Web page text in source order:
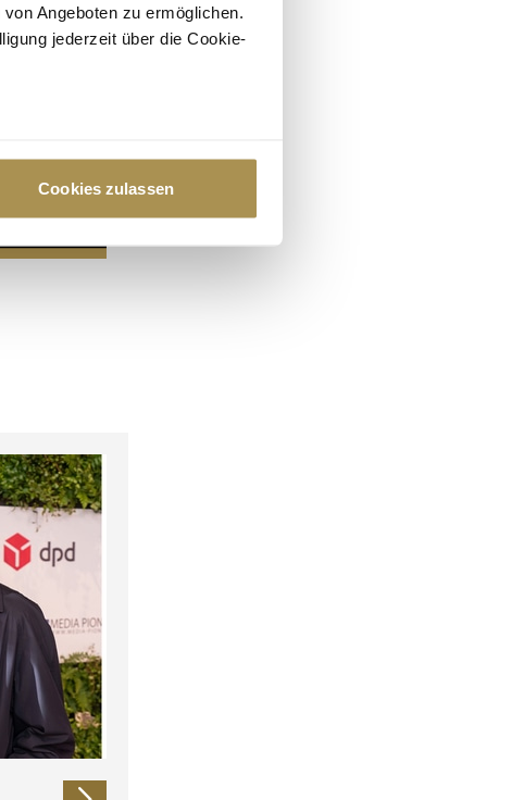
Angeboten zu ermöglichen.
jederzeit über die Cookie-
Ihre Präferenzen im
Medien anbieten zu können
führen diese Informationen
sie im Rahmen Ihrer Nutzung
Cookies zulassen